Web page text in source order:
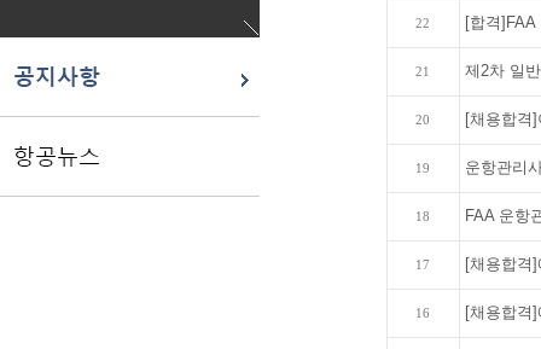
22 [합격
21 제2차 일
20 [채용합격
19 운항관리
18 FAA 운항
17 [채용합격
16 [채용합격